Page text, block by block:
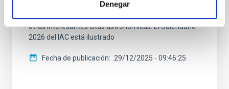
Denegar
por ciento. Además, 2026 viene acompañado de la
otras interesantes citas astronómicas. El Calendario
2026 del IAC está ilustrado
Fecha de publicación 29/12/2025 - 09:46:25